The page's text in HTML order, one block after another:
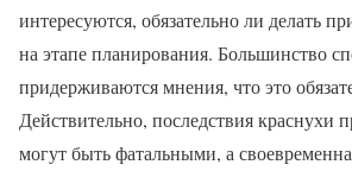
интересуются, обязательно ли делать
на этапе планирования. Большинство
придерживаются мнения, что это
Действительно, последствия краснухи
могут быть фатальными, а